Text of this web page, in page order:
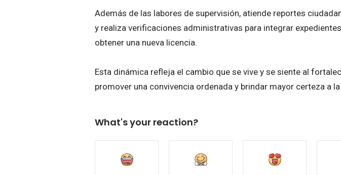
Además de las labores de supervisión, atiende reportes
y realiza verificaciones administrativas para integrar
obtener una nueva licencia.
Esta dinámica refleja el cambio que se vive y se siente al
promover una convivencia ordenada y brindar mayor certeza a
What's your reaction?